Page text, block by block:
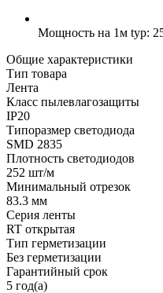
Мощность на 1м typ:
Общие характеристики
Тип товара
Лента
Класс пылевлагозащиты
IP20
Типоразмер светодиода
SMD 2835
Плотность светодиодов
252 шт/м
Минимальный отрезок
83.3 мм
Серия ленты
RT открытая
Тип герметизации
Без герметизации
Гарантийный срок
5 год(а)